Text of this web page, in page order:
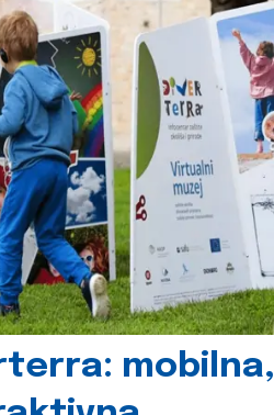
mobilna,